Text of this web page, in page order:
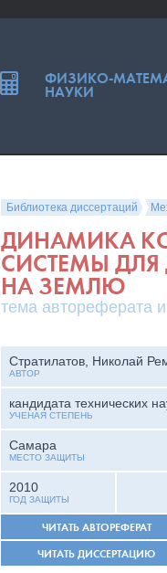
Библиотека диссертаций
ДИНАМИКА
СИСТЕМЫ
НА ЗЕМЛЮ
тема автореферата
Стратилатов, Николай
АВТОР
кандидата технических
УЧЕНАЯ СТЕПЕНЬ
Самара
МЕСТО ЗАЩИТЫ
2010
ГОД ЗАЩИТЫ
ЧИТАТЬ АВТОРЕФЕРАТ
ЧИТАТЬ ДИССЕРТАЦИЮ
ФИЗИКО-
НАУКИ